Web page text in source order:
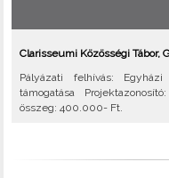
Clarisseumi Közösségi Tábor,
Pályázati felhívás:
támogatása
összeg: 400.000- Ft.